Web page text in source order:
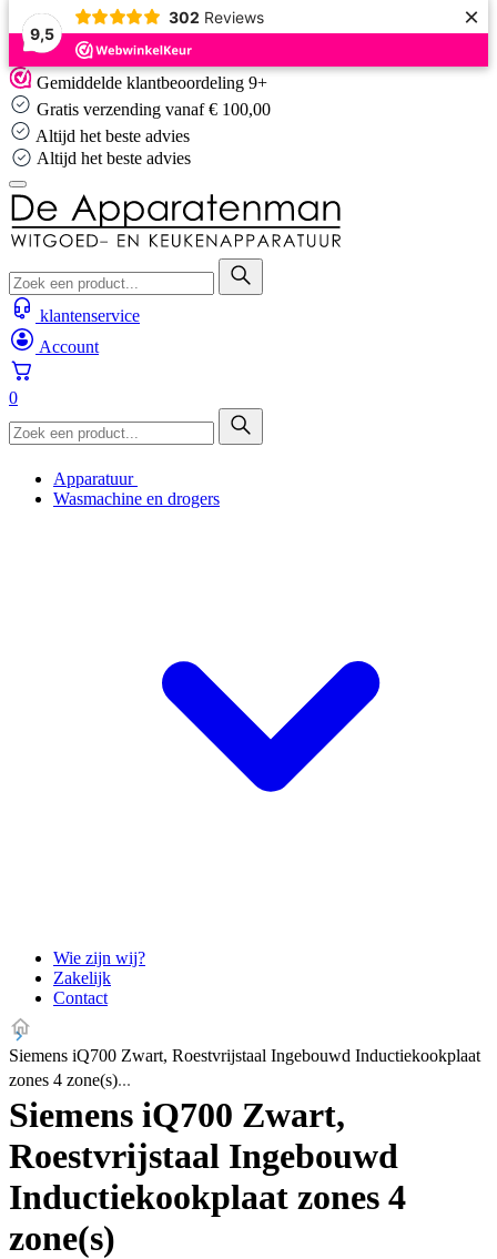
9,5
302 Reviews ×
Skip
to
content
Gemiddelde klantbeoordeling 9+
Gratis verzending vanaf € 100,00
Altijd het beste advies
Altijd het beste advies
klantenservice
Account
0
Apparatuur
Wasmachine en drogers
Wie zijn wij?
Zakelijk
Contact
Siemens iQ700 Zwart, Roestvrijstaal Ingebouwd Inductiekookplaat
zones 4 zone(s)
Siemens iQ700 Zwart,
Roestvrijstaal Ingebouwd
Inductiekookplaat zones 4
zone(s)